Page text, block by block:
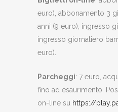
euro), abbonamento 3
anni (9 euro), ingresso
ingresso giornaliero
euro).
Parcheggi: 7 euro,
fino ad esaurimento.
on-line su https://